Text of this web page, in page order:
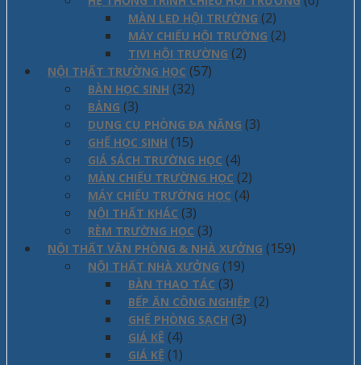
MÀN LED HỘI TRƯỜNG (2)
MÁY CHIẾU HỘI TRƯỜNG (2)
TIVI HỘI TRƯỜNG (2)
NỘI THẤT TRƯỜNG HỌC (57)
BÀN HỌC SINH (32)
BẢNG (3)
DỤNG CỤ PHÒNG ĐA NĂNG (3)
GHẾ HỌC SINH (15)
GIÁ SÁCH TRƯỜNG HỌC (4)
MÀN CHIẾU TRƯỜNG HỌC (2)
MÁY CHIẾU TRƯỜNG HỌC (4)
NỘI THẤT KHÁC (3)
RÈM TRƯỜNG HỌC (3)
NỘI THẤT VĂN PHÒNG & NHÀ XƯỞNG (159)
NỘI THẤT NHÀ XƯỞNG (19)
BÀN THAO TÁC (3)
BẾP ĂN CÔNG NGHIỆP (2)
GHẾ PHÒNG SẠCH (3)
GIÁ KÊ (4)
GIÁ KỆ (1)